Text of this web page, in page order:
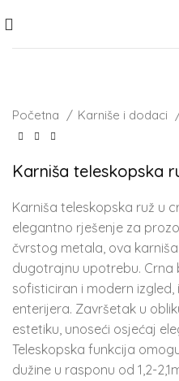
Početna Karniše i dodaci
Karniša teleskopska
Karniša teleskopska ruž u
elegantno rješenje za
čvrstog metala, ova
dugotrajnu upotrebu. Crna
sofisticiran i modern
enterijera. Završetak u
estetiku, unoseći osjećaj
Teleskopska funkcija
dužine u rasponu od 1,2-